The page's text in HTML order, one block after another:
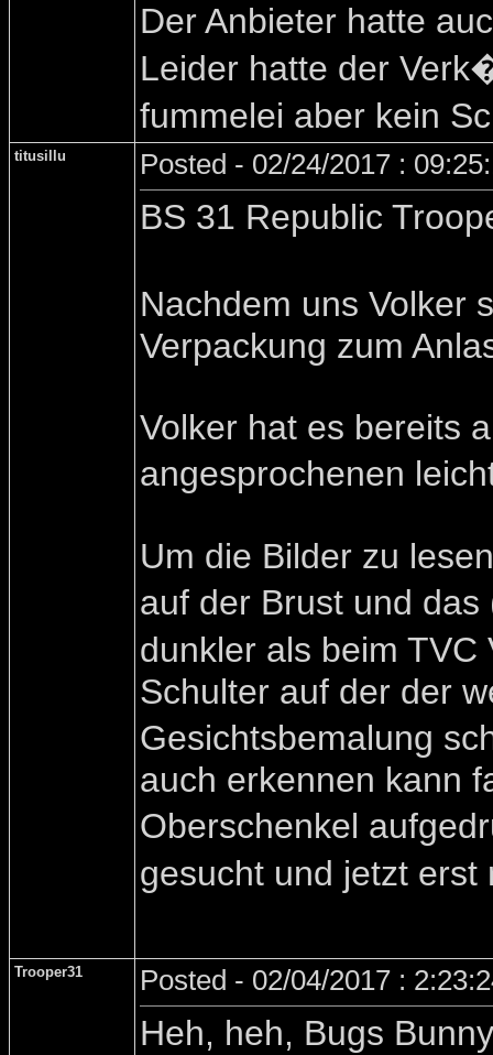
Der Anbieter hatte
Leider hatte der
fummelei aber kein
titusillu Posted - 02/24/2017 :
BS 31 Republic
Nachdem uns Volker
Verpackung zum
Volker hat es bereits
angesprochenen
Um die Bilder zu
auf der Brust und
dunkler als beim
Schulter auf der der
Gesichtsbemalung
auch erkennen kann
Oberschenkel
gesucht und jetzt
Trooper31 Posted - 02/04/2017 :
Heh, heh, Bugs Bunny